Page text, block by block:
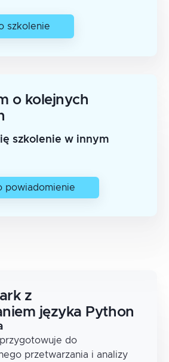
szkolenie
o kolejnych
szkolenie w innym
powiadomienie
z
języka Python
do
przetwarzania i analizy